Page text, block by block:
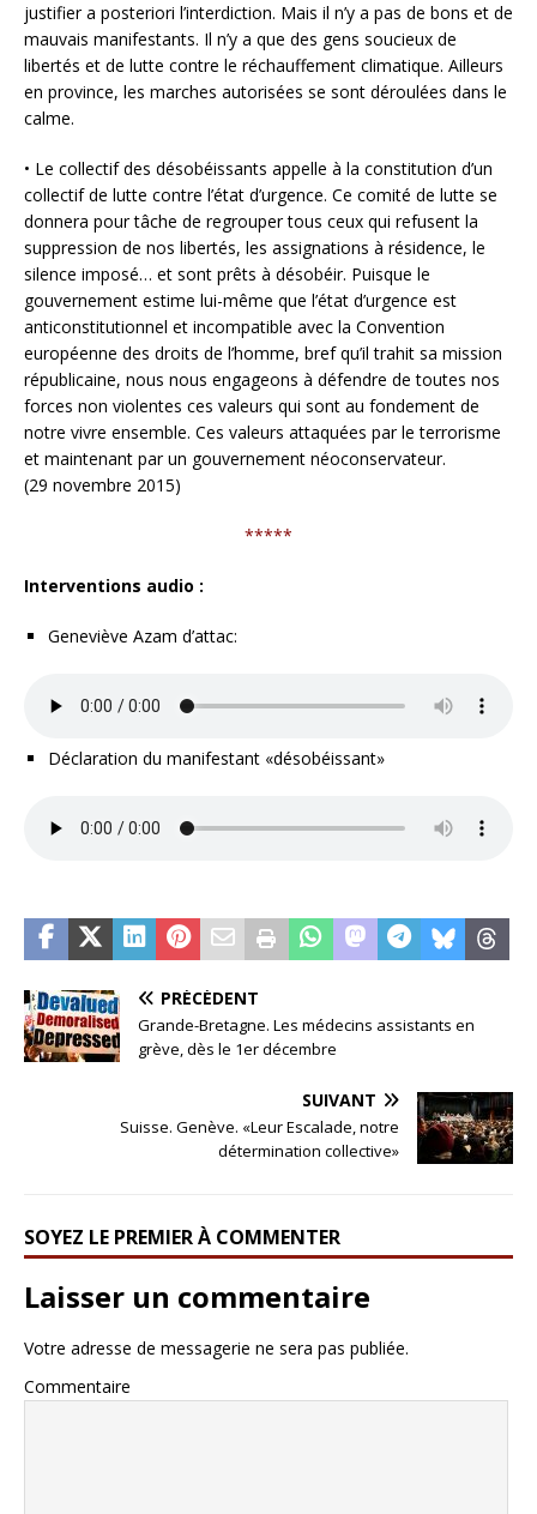
justifier a posteriori l’interdiction. Mais il n’y a pas de bons et de
mauvais manifestants. Il n’y a que des gens soucieux de
libertés et de lutte contre le réchauffement climatique. Ailleurs
en province, les marches autorisées se sont déroulées dans le
calme.
• Le collectif des désobéissants appelle à la constitution d’un
collectif de lutte contre l’état d’urgence. Ce comité de lutte se
donnera pour tâche de regrouper tous ceux qui refusent la
suppression de nos libertés, les assignations à résidence, le
silence imposé… et sont prêts à désobéir. Puisque le
gouvernement estime lui-même que l’état d’urgence est
anticonstitutionnel et incompatible avec la Convention
européenne des droits de l’homme, bref qu’il trahit sa mission
républicaine, nous nous engageons à défendre de toutes nos
forces non violentes ces valeurs qui sont au fondement de
notre vivre ensemble. Ces valeurs attaquées par le terrorisme
et maintenant par un gouvernement néoconservateur.
(29 novembre 2015)
*****
Interventions audio :
Geneviève Azam d’attac:
Déclaration du manifestant «désobéissant»
PRÉCÉDENT
Grande-Bretagne. Les médecins assistants en
grève, dès le 1er décembre
SUIVANT
Suisse. Genève. «Leur Escalade, notre
détermination collective»
SOYEZ LE PREMIER À COMMENTER
Laisser un commentaire
Votre adresse de messagerie ne sera pas publiée.
Commentaire